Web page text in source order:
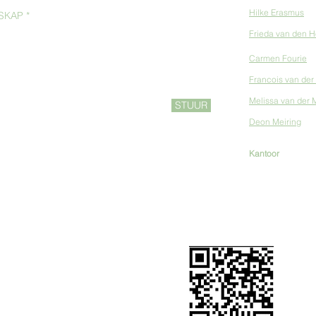
STUUR
Hilke Erasmus
Frieda van den
Carmen Fourie
Francois van der
Melissa van der
Deon Meiring
Kantoor